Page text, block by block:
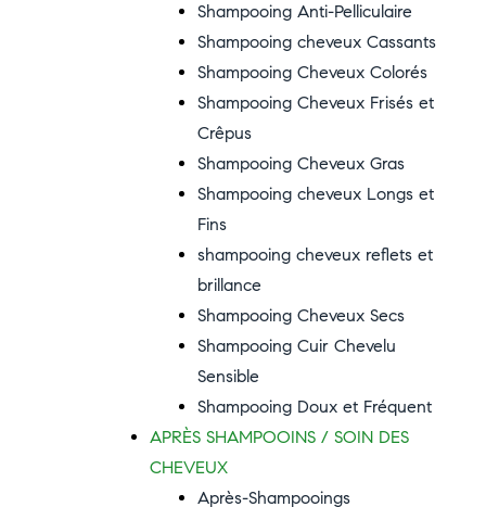
Shampooing Anti-Pelliculaire
Shampooing cheveux Cassants
Shampooing Cheveux Colorés
Shampooing Cheveux Frisés et
Crêpus
Shampooing Cheveux Gras
Shampooing cheveux Longs et
Fins
shampooing cheveux reflets et
brillance
Shampooing Cheveux Secs
Shampooing Cuir Chevelu
Sensible
Shampooing Doux et Fréquent
APRÈS SHAMPOOINS / SOIN DES
CHEVEUX
Après-Shampooings